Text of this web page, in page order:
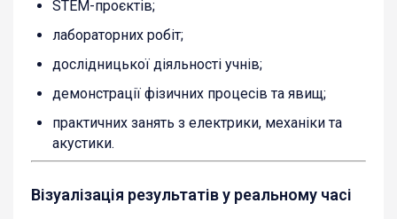
STEM-проєктів;
лабораторних робіт;
дослідницької діяльності учнів;
демонстрації фізичних процесів та явищ;
практичних занять з електрики, механіки та
акустики.
Візуалізація результатів у реальному часі